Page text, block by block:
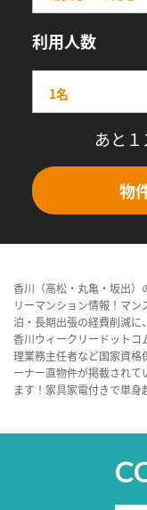
利用人数
あと
物
香川（高松・丸亀・坂出）
リーマンション情報！マ
泊・長期出張の経費削減に
香川ウィークリードットコ
理業務主任者など国家資格
ーナー直物件が掲載されて
ます！家具家電付きで単身